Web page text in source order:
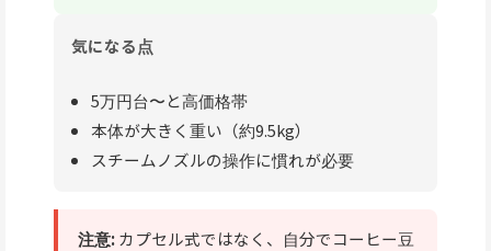
気になる点
5万円台〜と高価格帯
本体が大きく重い（約9.5kg）
スチームノズルの操作に慣れが必要
注意:カプセル式ではなく、自分でコーヒー豆